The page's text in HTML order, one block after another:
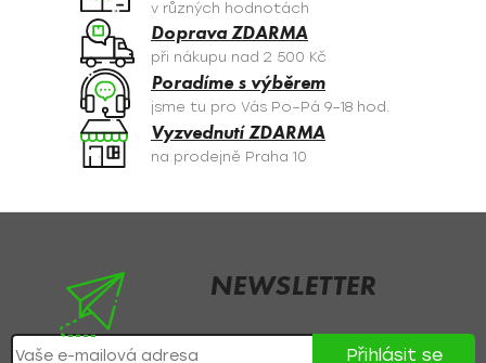
v různých hodnotách
Doprava ZDARMA
při nákupu nad 2 500 Kč
Poradíme s výběrem
jsme tu pro Vás Po–Pá 9–18 hod.
Vyzvednutí ZDARMA
na prodejně Praha 10
NEWSLETTER
Přihlásit se